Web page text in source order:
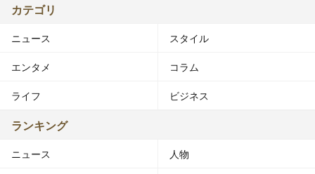
カテゴリ
ニュース スタイル
エンタメ コラム
ライフ ビジネス
ランキング
ニュース 人物